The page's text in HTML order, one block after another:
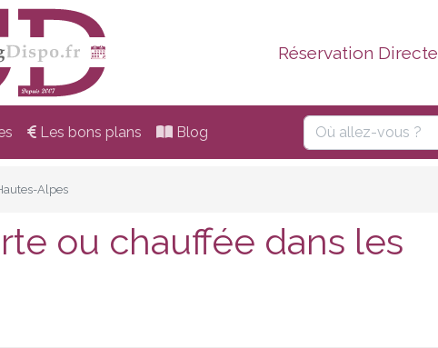
Réservation Directe
Les bons plans Blog
Alpes
ou chauffée dans les